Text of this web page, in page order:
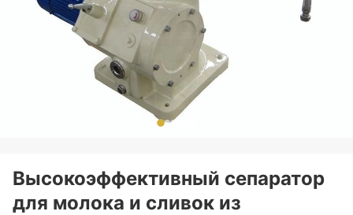
Высокоэффективный сепаратор
для молока и сливок из